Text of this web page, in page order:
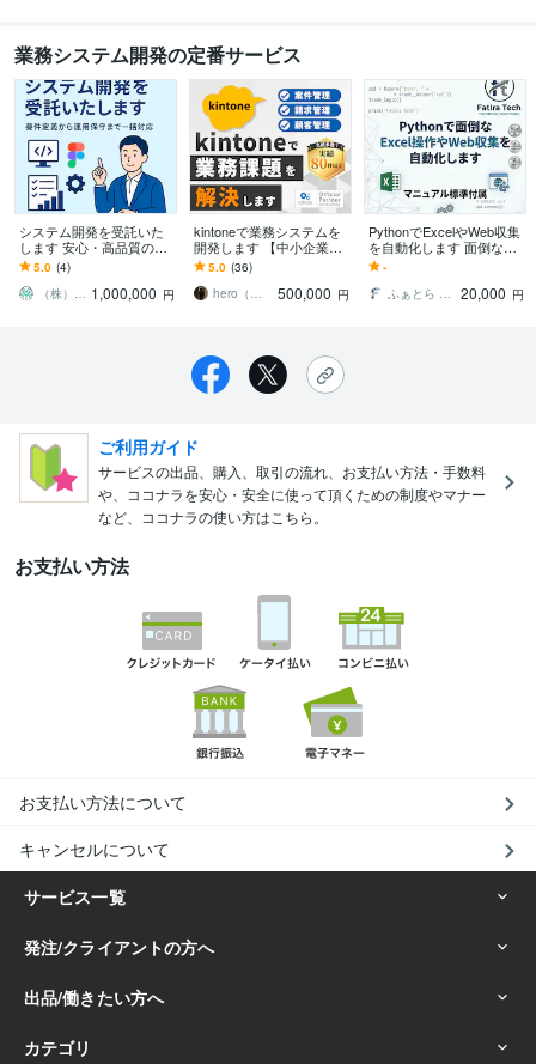
業務システム開発の定番サービス
システム開発を受託いた
します 安心・高品質の開
発をワンストップで
5.0 (4)
（株）アムコラブ 1,000,000 円
kintoneで業務システムを
開発します 【中小企業向
け】専用システムの構築
で社内DXをサポート
5.0 (36)
hero（ヒーロー）｜kintone
500,000 円
PythonでExcelやWeb収集
を自動化します 面倒な手
作業を卒業！ハイエンド
環境で正確に自動化しま
す
-
ふぁとら Tech
20,000 円
ご利用ガイド
サービスの出品、購入、取引の流れ、お支払い方法・手数料
や、ココナラを安心・安全に使って頂くための制度やマナー
など、ココナラの使い方はこちら。
お支払い方法
お支払い方法について
キャンセルについて